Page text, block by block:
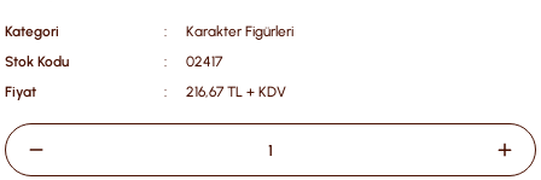
Kategori
Karakter Figürleri
Stok Kodu
02417
Fiyat
216,67 TL + KDV